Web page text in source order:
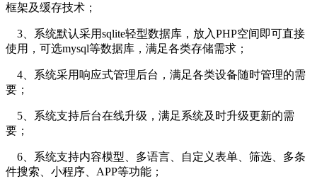
框架及缓存技术；
3、系统默认采用sqlite轻型数据库，放入PHP空间即可直接
使用，可选mysql等数据库，满足各类存储需求；
4、系统采用响应式管理后台，满足各类设备随时管理的需
要；
5、系统支持后台在线升级，满足系统及时升级更新的需
要；
6、系统支持内容模型、多语言、自定义表单、筛选、多条
件搜索、小程序、APP等功能；